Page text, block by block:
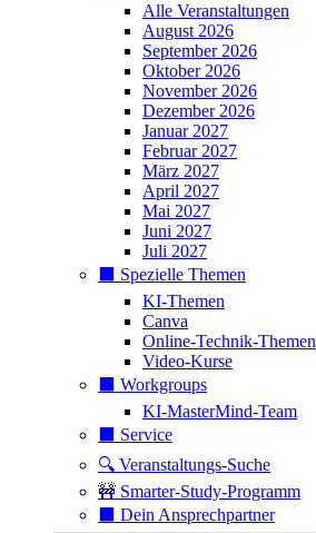
Alle Veranstaltungen
August 2026
September 2026
Oktober 2026
November 2026
Dezember 2026
Januar 2027
Februar 2027
März 2027
April 2027
Mai 2027
Juni 2027
Juli 2027
⬛️ Spezielle Themen
KI-Themen
Canva
Online-Technik-Themen
Video-Kurse
⬛️ Workgroups
KI-MasterMind-Team
⬛️ Service
🔍 Veranstaltungs-Suche
🚧 Smarter-Study-Programm
⬛️ Dein Ansprechpartner